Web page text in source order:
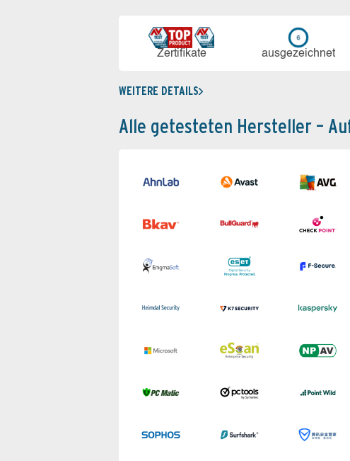
Zerti­fikate aus­ge­zeich­net
WEITERE DETAILS
Alle getesteten Hersteller –